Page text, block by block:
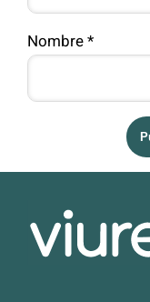
Nombre *